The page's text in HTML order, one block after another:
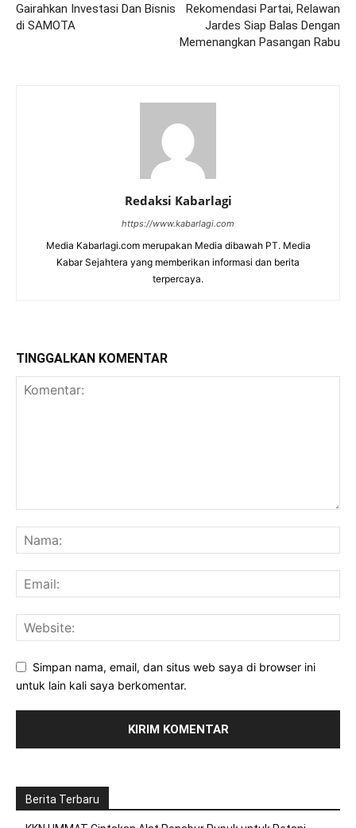
Gairahkan Investasi Dan Bisnis
di SAMOTA
Rekomendasi Partai, Relawan
Jardes Siap Balas Dengan
Memenangkan Pasangan Rabu
Redaksi Kabarlagi
https://www.kabarlagi.com
Media Kabarlagi.com merupakan Media dibawah PT. Media
Kabar Sejahtera yang memberikan informasi dan berita
terpercaya.
TINGGALKAN KOMENTAR
Simpan nama, email, dan situs web saya di browser ini
untuk lain kali saya berkomentar.
Berita Terbaru